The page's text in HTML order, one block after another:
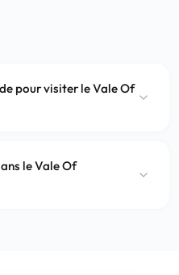
pour visiter le Vale Of
le Vale Of